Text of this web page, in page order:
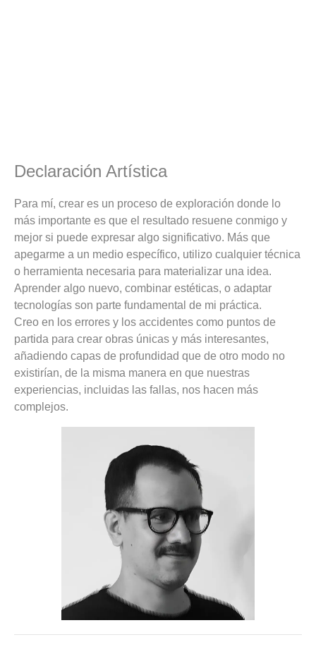
Declaración Artística
Para mí, crear es un proceso de exploración donde lo
más importante es que el resultado resuene conmigo y
mejor si puede expresar algo significativo. Más que
apegarme a un medio específico, utilizo cualquier técnica
o herramienta necesaria para materializar una idea.
Aprender algo nuevo, combinar estéticas, o adaptar
tecnologías son parte fundamental de mi práctica.
Creo en los errores y los accidentes como puntos de
partida para crear obras únicas y más interesantes,
añadiendo capas de profundidad que de otro modo no
existirían, de la misma manera en que nuestras
experiencias, incluidas las fallas, nos hacen más
complejos.